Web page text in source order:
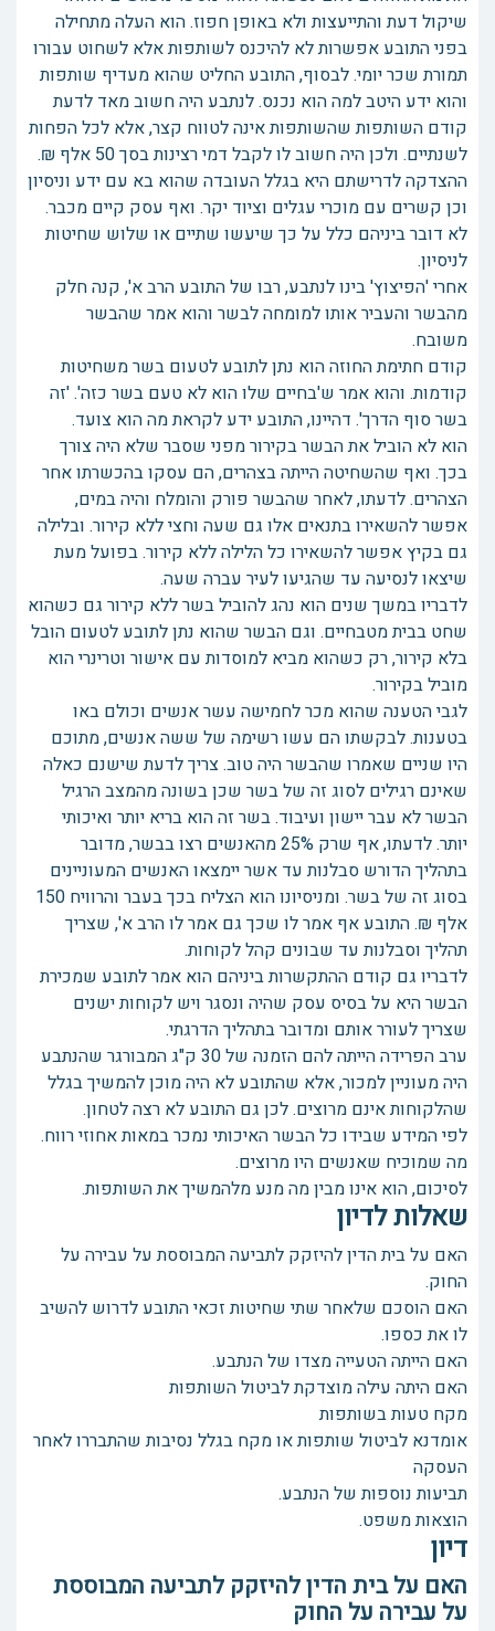
שיקול דעת והתייעצות ולא באופן חפוז. הוא העלה מתחילה
בפני התובע אפשרות לא להיכנס לשותפות אלא לשחוט עבורו
תמורת שכר יומי. לבסוף, התובע החליט שהוא מעדיף שותפות
והוא ידע היטב למה הוא נכנס. לנתבע היה חשוב מאד לדעת
קודם השותפות שהשותפות אינה לטווח קצר, אלא לכל הפחות
לשנתיים. ולכן היה חשוב לו לקבל דמי רצינות בסך 50 אלף ₪.
ההצדקה לדרישתם היא בגלל העובדה שהוא בא עם ידע וניסיון
וכן קשרים עם מוכרי עגלים וציוד יקר. ואף עסק קיים מכבר.
לא דובר ביניהם כלל על כך שיעשו שתיים או שלוש שחיטות
לניסיון.
אחרי 'הפיצוץ' בינו לנתבע, רבו של התובע הרב א', קנה חלק
מהבשר והעביר אותו למומחה לבשר והוא אמר שהבשר
משובח.
קודם חתימת החוזה הוא נתן לתובע לטעום בשר משחיטות
קודמות. והוא אמר ש'בחיים שלו הוא לא טעם בשר כזה'. 'זה
בשר סוף הדרך'. דהיינו, התובע ידע לקראת מה הוא צועד.
הוא לא הוביל את הבשר בקירור מפני שסבר שלא היה צורך
בכך. ואף שהשחיטה הייתה בצהרים, הם עסקו בהכשרתו אחר
הצהרים. לדעתו, לאחר שהבשר פורק והומלח והיה במים,
אפשר להשאירו בתנאים אלו גם שעה וחצי ללא קירור. ובלילה
גם בקיץ אפשר להשאירו כל הלילה ללא קירור. בפועל מעת
שיצאו לנסיעה עד שהגיעו לעיר עברה שעה.
לדבריו במשך שנים הוא נהג להוביל בשר ללא קירור גם כשהוא
שחט בבית מטבחיים. וגם הבשר שהוא נתן לתובע לטעום הובל
בלא קירור, רק כשהוא מביא למוסדות עם אישור וטרינרי הוא
מוביל בקירור.
לגבי הטענה שהוא מכר לחמישה עשר אנשים וכולם באו
בטענות. לבקשתו הם עשו רשימה של ששה אנשים, מתוכם
היו שניים שאמרו שהבשר היה טוב. צריך לדעת שישנם כאלה
שאינם רגילים לסוג זה של בשר שכן בשונה מהמצב הרגיל
הבשר לא עבר יישון ועיבוד. בשר זה הוא בריא יותר ואיכותי
יותר. לדעתו, אף שרק 25% מהאנשים רצו בבשר, מדובר
בתהליך הדורש סבלנות עד אשר יימצאו האנשים המעוניינים
בסוג זה של בשר. ומניסיונו הוא הצליח בכך בעבר והרוויח 150
אלף ₪. התובע אף אמר לו שכך גם אמר לו הרב א', שצריך
תהליך וסבלנות עד שבונים קהל לקוחות.
לדבריו גם קודם ההתקשרות ביניהם הוא אמר לתובע שמכירת
הבשר היא על בסיס עסק שהיה ונסגר ויש לקוחות ישנים
שצריך לעורר אותם ומדובר בתהליך הדרגתי.
ערב הפרידה הייתה להם הזמנה של 30 ק"ג המבורגר שהנתבע
היה מעוניין למכור, אלא שהתובע לא היה מוכן להמשיך בגלל
שהלקוחות אינם מרוצים. לכן גם התובע לא רצה לטחון.
לפי המידע שבידו כל הבשר האיכותי נמכר במאות אחוזי רווח.
מה שמוכיח שאנשים היו מרוצים.
לסיכום, הוא אינו מבין מה מנע מלהמשיך את השותפות.
שאלות לדיון
האם על בית הדין להיזקק לתביעה המבוססת על עבירה על
החוק.
האם הוסכם שלאחר שתי שחיטות זכאי התובע לדרוש להשיב
לו את כספו.
האם הייתה הטעייה מצדו של הנתבע.
האם היתה עילה מוצדקת לביטול השותפות
מקח טעות בשותפות
אומדנא לביטול שותפות או מקח בגלל נסיבות שהתבררו לאחר
העסקה
תביעות נוספות של הנתבע.
הוצאות משפט.
דיון
האם על בית הדין להיזקק לתביעה המבוססת
על עבירה על החוק